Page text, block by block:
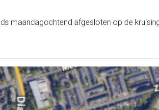
maandagochtend afgesloten op de